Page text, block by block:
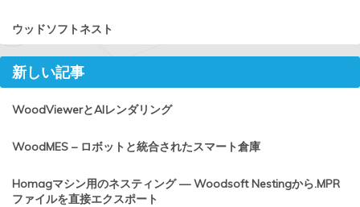
ウッドソフトネスト
新しい記事
WoodViewerとAIレンダリング
WoodMES – ロボットと統合されたスマート倉庫
Homagマシン用のネスティング — Woodsoft Nestingから.MPR
ファイルを直接エクスポート